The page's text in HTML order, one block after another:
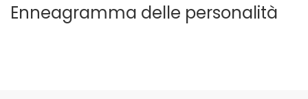
Enneagramma delle personalità